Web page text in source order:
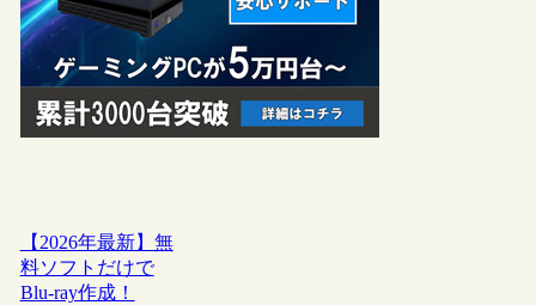
【2026年最新】無
料ソフトだけで
Blu-ray作成！